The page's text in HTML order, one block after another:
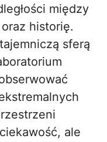
między
historię.
sferą
ale